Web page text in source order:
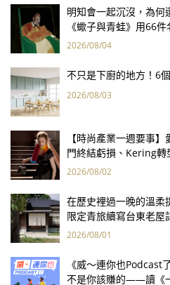
明知會一起沉沒，為何
《蠍子與青蛙》用66
2026/08/04
不只是下廚的地方！6
2026/08/03
【時尚產業一週要事
門終結虧損、Kering
報亮眼
2026/08/02
在歷史裡過一晚的溫柔
限定青旅續寫台東老屋
2026/08/01
《威～連你也Podcast
不是你該賺的——讀《